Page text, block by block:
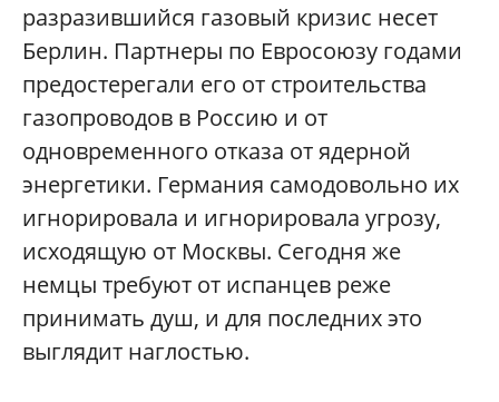
разразившийся газовый кризис несет
Берлин. Партнеры по Евросоюзу годами
предостерегали его от строительства
газопроводов в Россию и от
одновременного отказа от ядерной
энергетики. Германия самодовольно их
игнорировала и игнорировала угрозу,
исходящую от Москвы. Сегодня же
немцы требуют от испанцев реже
принимать душ, и для последних это
выглядит наглостью.